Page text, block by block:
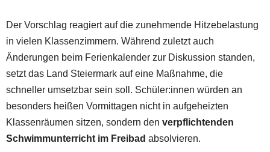
Der Vorschlag reagiert auf die zunehmende Hitzebelastung
in vielen Klassenzimmern. Während zuletzt auch
Änderungen beim Ferienkalender zur Diskussion standen,
setzt das Land Steiermark auf eine Maßnahme, die
schneller umsetzbar sein soll. Schüler:innen würden an
besonders heißen Vormittagen nicht in aufgeheizten
Klassenräumen sitzen, sondern den verpflichtenden
Schwimmunterricht im Freibad absolvieren.